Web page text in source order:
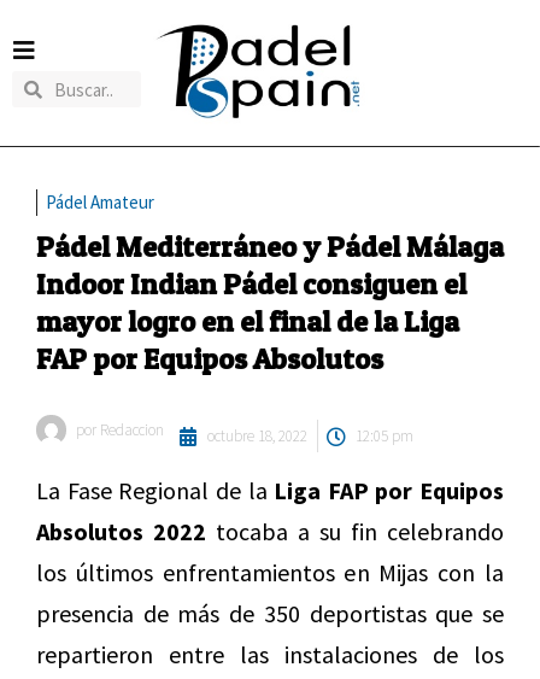
Pádel Amateur
Pádel Mediterráneo y Pádel Málaga
Indoor Indian Pádel consiguen el
mayor logro en el final de la Liga
FAP por Equipos Absolutos
por Redaccion octubre 18, 2022 12:05 pm
La Fase Regional de la Liga FAP por Equipos
Absolutos 2022 tocaba a su fin celebrando
los últimos enfrentamientos en Mijas con la
presencia de más de 350 deportistas que se
repartieron entre las instalaciones de los